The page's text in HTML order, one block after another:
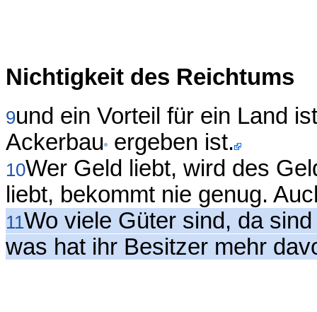
Nichtigkeit des Reichtums
9und ein Vorteil für ein Land
Ackerbau ergeben ist.
10Wer Geld liebt, wird des
liebt, bekommt nie genug.
11Wo viele Güter sind, da
was hat ihr Besitzer mehr